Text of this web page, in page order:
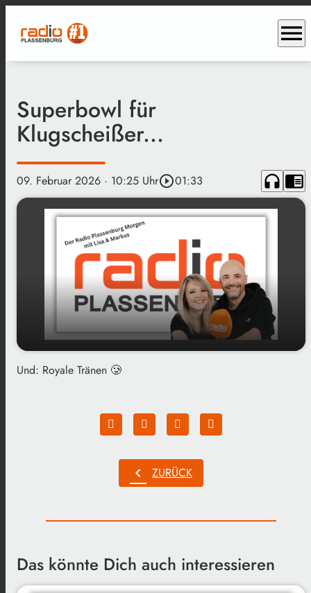
menu
Superbowl für
Klugscheißer...
09. Februar 2026 · 10:25 Uhrplay_circle_outline01:33 headphones chrome_reader_mode
play_arrow Superbowl für Klugscheißer...
Und: Royale Tränen 🥲
chevron_left ZURÜCK
Das könnte Dich auch interessieren